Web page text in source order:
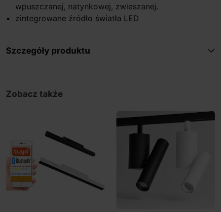
wpuszczanej, natynkowej, zwieszanej.
zintegrowane źródło światła LED
Szczegóły produktu
Zobacz także